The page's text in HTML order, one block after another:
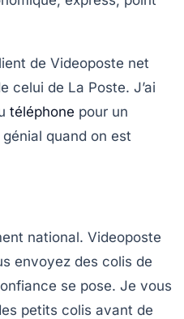
de Videoposte net
celui de La Poste. J’ai
téléphone pour un
quand on est
national. Videoposte
envoyez des colis de
se pose. Je vous
petits colis avant de